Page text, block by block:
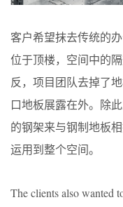
客户希望抹去传统的
位于顶楼，空间中的
反，项目团队去掉了
口地板展露在外。除
的钢架来与钢制地板
运用到整个空间。
The clients also wanted